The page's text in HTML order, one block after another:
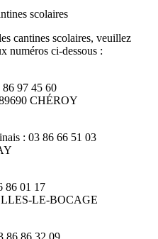
scolaires
cantines scolaires, veuillez
numéros ci-dessous :
86 97 45 60
CHÉROY
: 03 86 66 51 03
86 01 17
LE-BOCAGE
86 86 32 09